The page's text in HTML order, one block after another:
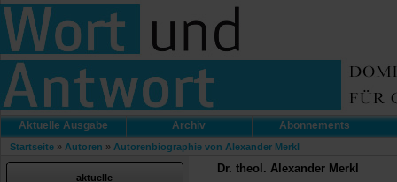
Aktuelle Ausgabe Archiv Abonnements
Startseite » Autoren » Autorenbiographie von Alexander Merkl
aktuelle
Dr. theol. Alexander Merkl